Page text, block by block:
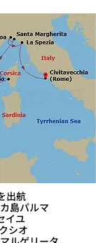
出航
島パルマ
イユ
シオ